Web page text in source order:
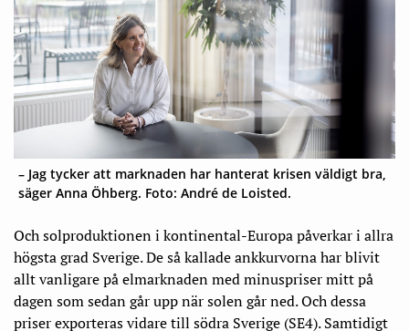
– Jag tycker att marknaden har hanterat krisen väldigt bra,
säger Anna Öhberg. Foto: André de Loisted.
Och solproduktionen i kontinental-Europa påverkar i allra
högsta grad Sverige. De så kallade ankkurvorna har blivit
allt vanligare på elmarknaden med minuspriser mitt på
dagen som sedan går upp när solen går ned. Och dessa
priser exporteras vidare till södra Sverige (SE4). Samtidigt